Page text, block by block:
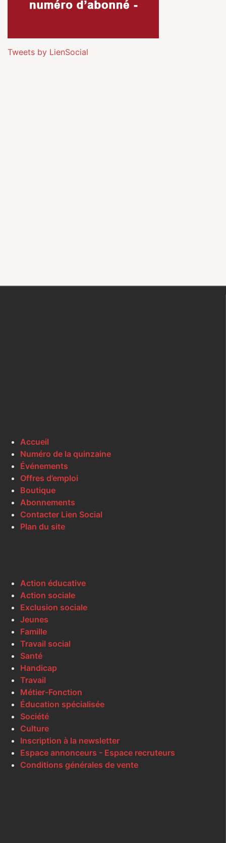
Tweets by LienSocial
Accueil
Numéro de la quinzaine
Événements
Offres d’emploi
Boutique
Abonnements
Contacter Lien Social
Plan du site
Action éducative
Action sociale
Exclusion sociale
Jeunes
Famille
Travail social
Santé
Handicap
Travail
Métier-Fonction
Éducation spécialisée
Société
Culture
Inscription à la newsletter
Espace annonceurs - Espace recruteurs
Conditions générales de vente